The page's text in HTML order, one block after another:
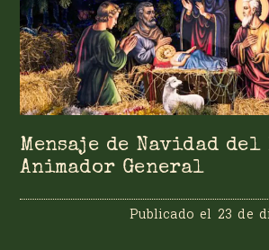
Mensaje de Navidad del
Animador General
Publicado el 23 de